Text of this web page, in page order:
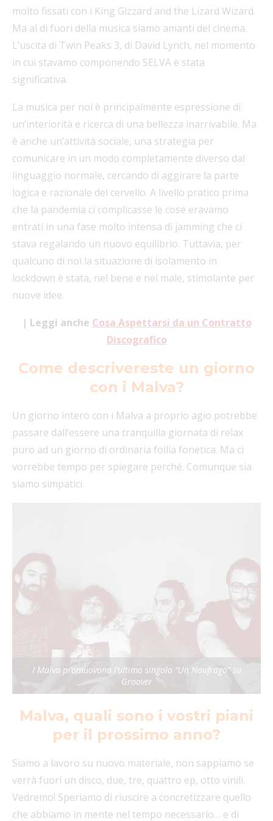
molto fissati con i King Gizzard and the Lizard Wizard.
Ma al di fuori della musica siamo amanti del cinema.
L’uscita di Twin Peaks 3, di David Lynch, nel momento
in cui stavamo componendo SELVA è stata
significativa.
La musica per noi è principalmente espressione di
un’interiorità e ricerca di una bellezza inarrivabile. Ma
è anche un’attività sociale, una strategia per
comunicare in un modo completamente diverso dal
linguaggio normale, cercando di aggirare la parte
logica e razionale del cervello. A livello pratico prima
che la pandemia ci complicasse le cose eravamo
entrati in una fase molto intensa di jamming che ci
stava regalando un nuovo equilibrio. Tuttavia, per
qualcuno di noi la situazione di isolamento in
lockdown è stata, nel bene e nel male, stimolante per
nuove idee.
| Leggi anche Cosa Aspettarsi da un Contratto
Discografico
Come descrivereste un giorno
con i Malva?
Un giorno intero con i Malva a proprio agio potrebbe
passare dall’essere una tranquilla giornata di relax
puro ad un giorno di ordinaria follia fonetica. Ma ci
vorrebbe tempo per spiegare perché. Comunque sia
siamo simpatici.
I Malva promuovono l’ultimo singolo “Un Naufrago” su
Groover
Malva, quali sono i vostri piani
per il prossimo anno?
Siamo a lavoro su nuovo materiale, non sappiamo se
verrà fuori un disco, due, tre, quattro ep, otto vinili.
Vedremo! Speriamo di riuscire a concretizzare quello
che abbiamo in mente nel tempo necessario… e di